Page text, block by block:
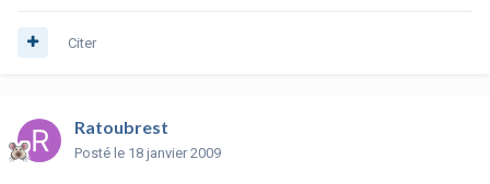
Citer
Ratoubrest
Posté le 18 janvier 2009